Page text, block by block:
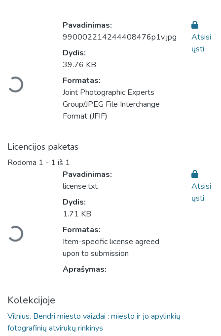
Įkeliama...
Pavadinimas:
990002214244408476p1v.jpg
Dydis:
39.76 KB
Formatas:
Joint Photographic Experts
Group/JPEG File Interchange
Format (JFIF)
Atsisi
ųsti
Licencijos paketas
Rodoma 1 - 1 iš 1
Įkeliama...
Pavadinimas:
license.txt
Dydis:
1.71 KB
Formatas:
Item-specific license agreed
upon to submission
Aprašymas:
Atsisi
ųsti
Kolekcijoje
Vilnius. Bendri miesto vaizdai : miesto ir jo apylinkių
fotografinių atvirukų rinkinys